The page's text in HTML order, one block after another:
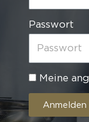
Passwort
Meine
Anmelden